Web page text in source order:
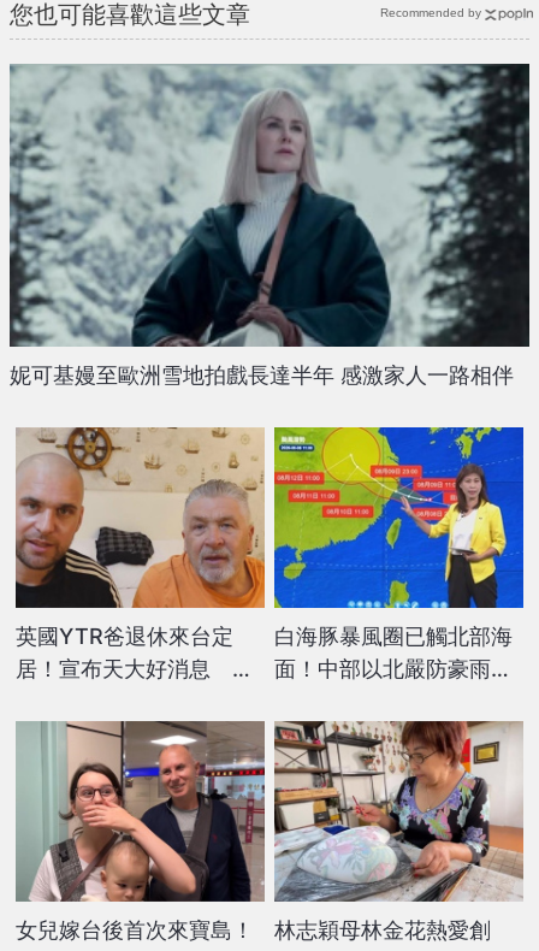
您也可能喜歡這些文章
妮可基嫚至歐洲雪地拍戲長達半年 感激家人一路相伴
英國YTR爸退休來台定
居！宣布天大好消息 網
白海豚暴風圈已觸北部海
面！中部以北嚴防豪雨
女兒嫁台後首次來寶島！
林志穎母林金花熱愛創
Recommended by